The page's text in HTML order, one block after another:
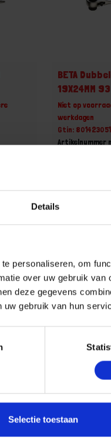
Details
personaliseren, om
over uw gebruik
deze gegevens
gebruik van hun
Selectie toestaan
+
BETA
19X24MM
Niet op
werkdagen
Gtin:
Artikelnummer
-
BETA